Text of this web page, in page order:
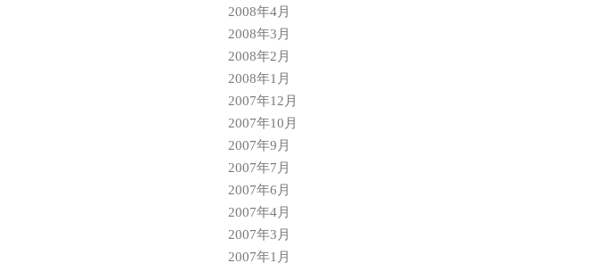
2008年4月
2008年3月
2008年2月
2008年1月
2007年12月
2007年10月
2007年9月
2007年7月
2007年6月
2007年4月
2007年3月
2007年1月